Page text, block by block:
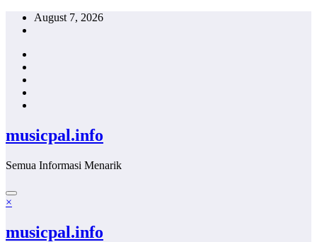
Skip
August 7, 2026
musicpal.info
Semua Informasi Menarik
×
musicpal.info